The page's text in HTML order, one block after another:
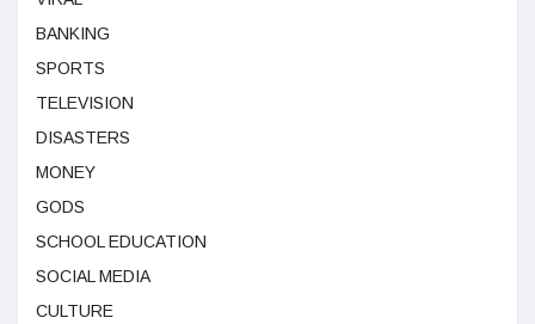
BANKING
SPORTS
TELEVISION
DISASTERS
MONEY
GODS
SCHOOL EDUCATION
SOCIAL MEDIA
CULTURE